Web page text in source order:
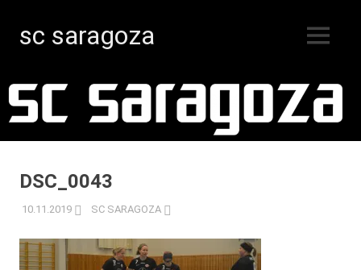
innehåll
sc saragoza
Kristinestad
sedan
MENY
DSC_0043
10.11.2019 SC SARAGOZA